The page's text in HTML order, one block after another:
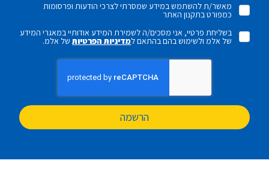
מאשר/ת להשתמש במידע שמסרתי לצרכי הודעות ופרסומות
כמפורט בתקנון האתר
בשליחת פרטיי, אני מסכים/ה לשמירת המידע אודותיי במאגרי המידע
של אלמ ולשימוש בהם בהתאם למדיניות הפרטיותשל אלמ.
הרשמה